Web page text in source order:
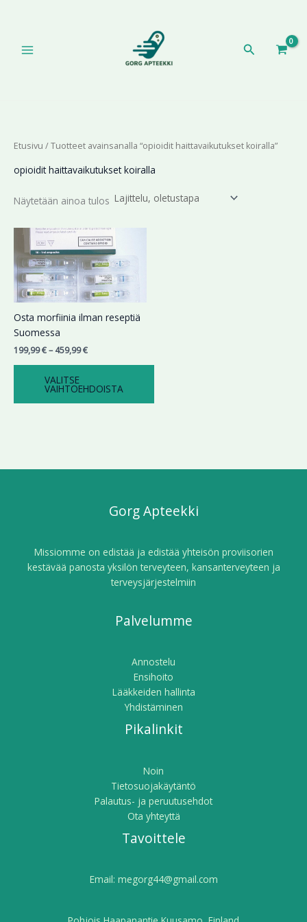
Hae
Etusivu / Tuotteet avainsanalla “opioidit haittavaikutukset koiralla”
opioidit haittavaikutukset koiralla
Näytetään ainoa tulos
Osta morfiinia ilman reseptiä
Suomessa
199,99€– 459,99€
Hintaluokka:
199,99 €
-
459,99 €
VALITSE
VAIHTOEHDOISTA
tuotteella
on
useampi
muunnelma.
tehdä
valinnat
tuotteen
Gorg Apteekki
Missiomme on edistää ja edistää yhteisön proviisorien
kestävää panosta yksilön terveyteen, kansanterveyteen ja
terveysjärjestelmiin
Palvelumme
Annostelu
Ensihoito
Lääkkeiden hallinta
Yhdistäminen
Pikalinkit
Noin
Tietosuojakäytäntö
Palautus- ja peruutusehdot
Ota yhteyttä
Tavoittele
Email: megorg44@gmail.com